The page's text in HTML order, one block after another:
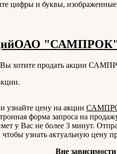
"САМПРОК".
хотите продать акции
узнайте цену на акции
форма запроса на
у Вас не более 3 минут.
чтобы узнать актуальную
Вне